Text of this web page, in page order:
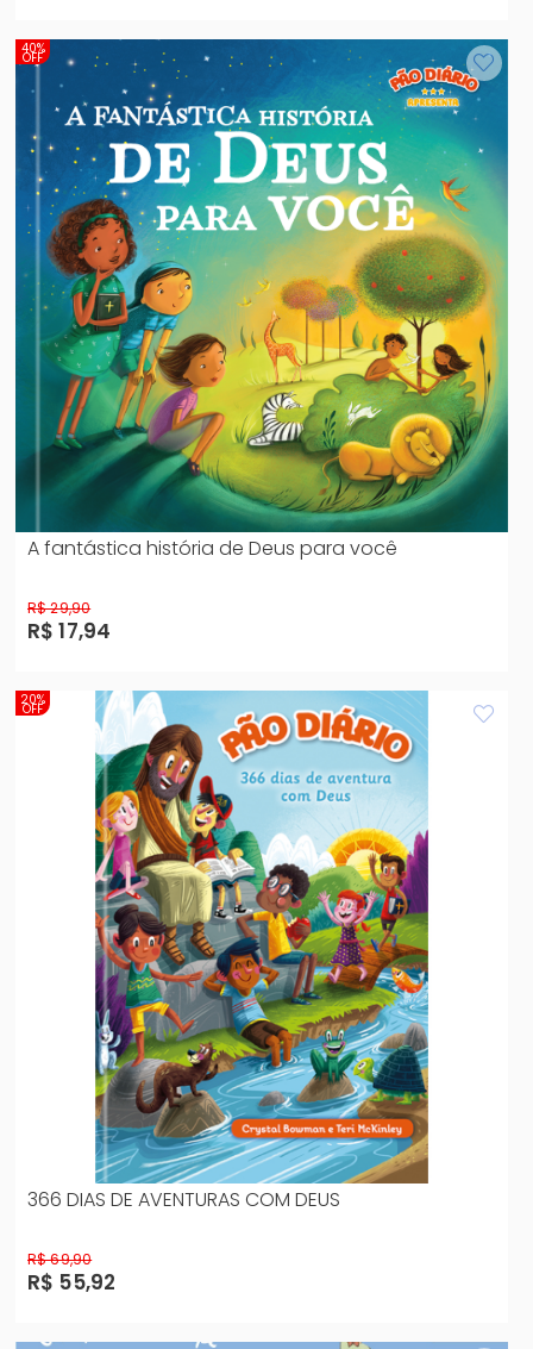
40%
OFF
A fantástica história de Deus para você
R$ 29,90
R$ 17,94
20%
OFF
366 DIAS DE AVENTURAS COM DEUS
R$ 69,90
R$ 55,92